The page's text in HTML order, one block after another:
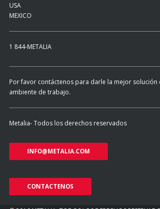
USA
MEXICO
1 844-METALIA
Por favor contáctenos para darle la mejor solución
ambiente de trabajo.
Metalia- Todos los derechos reservados
INFO@METALIA.COM
CONTACTENOS